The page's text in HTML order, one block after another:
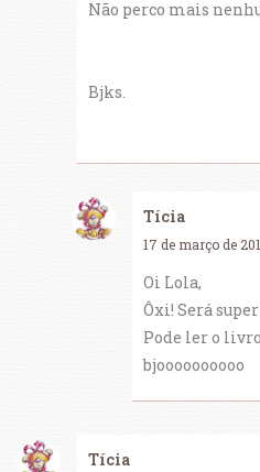
Não perco mais
Bjks.
Tícia
17 de março de
Oi Lola,
Ôxi! Será
Pode ler o
bjoooooooooo
Tícia